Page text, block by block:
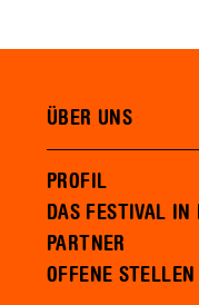
ÜBER UNS
PROFIL
DAS FESTIVAL IN
PARTNER
OFFENE STELLEN